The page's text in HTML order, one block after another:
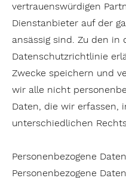
vertrauenswürdigen
Dienstanbieter auf der
ansässig sind. Zu den in
Datenschutzrichtlinie
Zwecke speichern und
wir alle nicht
Daten, die wir erfassen,
unterschiedlichen
Personenbezogene
Personenbezogene